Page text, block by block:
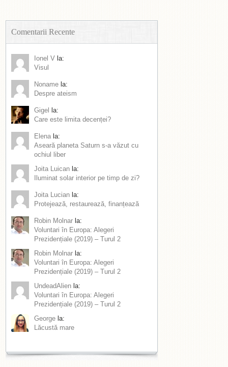
Comentarii Recente
Ionel V la:
Visul
Noname la:
Despre ateism
Gigel
la:
Care este limita decenței?
Elena la:
Aseară planeta Saturn s-a văzut cu
ochiul liber
Joita Luican la:
Iluminat solar interior pe timp de zi?
Joita Lucian la:
Protejează, restaurează, finanțează
Robin Molnar la:
Voluntari în Europa: Alegeri
Prezidențiale (2019) – Turul 2
Robin Molnar la:
Voluntari în Europa: Alegeri
Prezidențiale (2019) – Turul 2
UndeadAlien la:
Voluntari în Europa: Alegeri
Prezidențiale (2019) – Turul 2
George la:
Lăcustă mare